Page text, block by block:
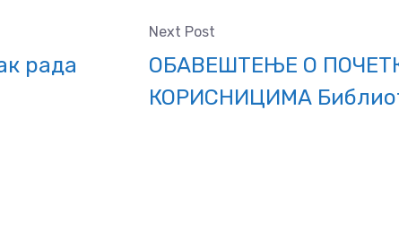
рада
Next Post
ОБАВЕШТЕЊЕ О
КОРИСНИЦИМА